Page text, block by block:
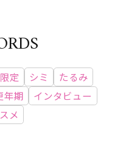
定 シミ
たるみ
年期
インタビュー
メ